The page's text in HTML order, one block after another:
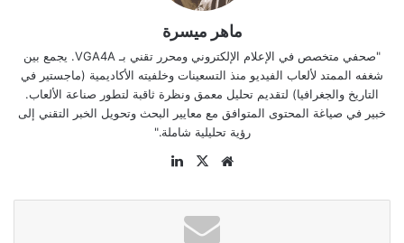
ماهر ميسرة
"صحفي متخصص في الإعلام الإلكتروني ومحرر تقني بـ VGA4A. يجمع بين
شغفه الممتد لألعاب الفيديو منذ التسعينات وخلفيته الأكاديمية (ماجستير في
التاريخ والجغرافيا) لتقديم تحليل معمق ونظرة ثاقبة لتطور صناعة الألعاب.
خبير في صياغة المحتوى المتوافق مع معايير البحث وتحويل الخبر التقني إلى
رؤية تحليلية شاملة."
موقع
‫X